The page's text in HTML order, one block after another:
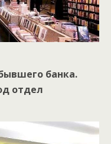
банка.
отдел